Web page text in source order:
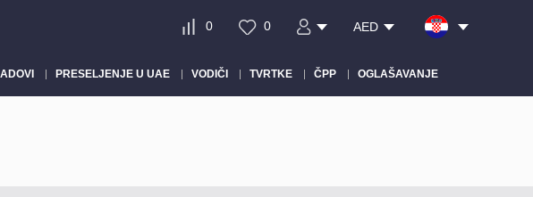
0 0 AED
PRESELJENJE U UAE VODIČI TVRTKE ČPP OGLAŠAVANJE